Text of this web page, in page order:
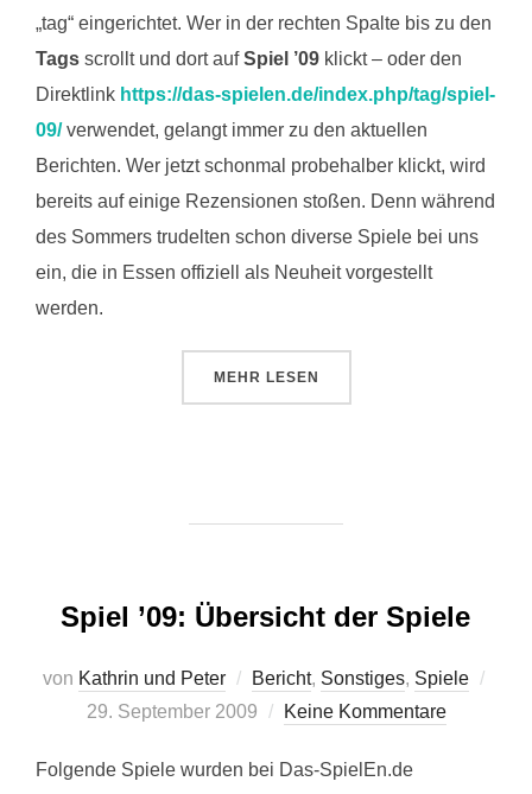
„tag“ eingerichtet. Wer in der rechten Spalte bis zu den
Tags scrollt und dort aufSpiel ’09 klickt – oder den
Direktlink https://das-spielen.de/index.php/tag/spiel-
09/verwendet, gelangt immer zu den aktuellen
Berichten. Wer jetzt schonmal probehalber klickt, wird
bereits auf einige Rezensionen stoßen. Denn während
des Sommers trudelten schon diverse Spiele bei uns
ein, die in Essen offiziell als Neuheit vorgestellt
werden.
MEHR ÜBER „SPIEL ’09: AUFTAKT DER
LESEN
Spiel ’09: Übersicht der Spiele
von Kathrin und Peter Bericht, Sonstiges, Spiele
29. September 2009 Keine Kommentare
Folgende Spiele wurden bei Das-SpielEn.de